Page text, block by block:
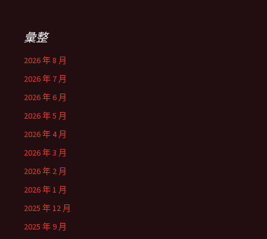
彙整
2026 年 8 月
2026 年 7 月
2026 年 6 月
2026 年 5 月
2026 年 4 月
2026 年 3 月
2026 年 2 月
2026 年 1 月
2025 年 12 月
2025 年 9 月